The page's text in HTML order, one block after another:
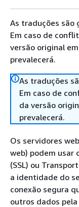
As traduções são
Em caso de
versão original
prevalecerá.
As traduções
Em caso de
da versão
prevalecerá.
Os servidores
web) podem usar
(SSL) ou
a identidade do
conexão segura
outros dados